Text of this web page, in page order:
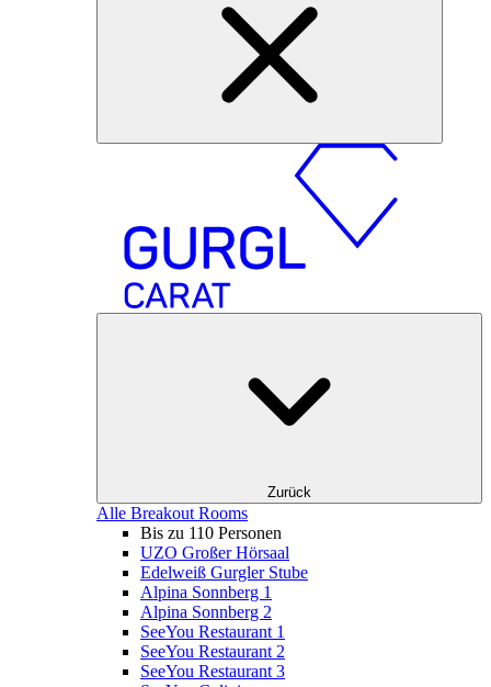
Zurück
Alle Breakout Rooms
Bis zu 110 Personen
UZO Großer Hörsaal
Edelweiß Gurgler Stube
Alpina Sonnberg 1
Alpina Sonnberg 2
SeeYou Restaurant 1
SeeYou Restaurant 2
SeeYou Restaurant 3